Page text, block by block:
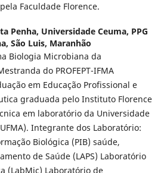
Faculdade Florence.
Penha, Universidade Ceuma, PPG
São Luis, Maranhão
Biologia Microbiana da
do PROFEPT-IFMA
em Educação Profissional e
graduada pelo Instituto Florence
em laboratório da Universidade
Integrante dos Laboratório:
Biológica (PIB) saúde,
de Saúde (LAPS) Laboratório
(LabMic) Laboratório de